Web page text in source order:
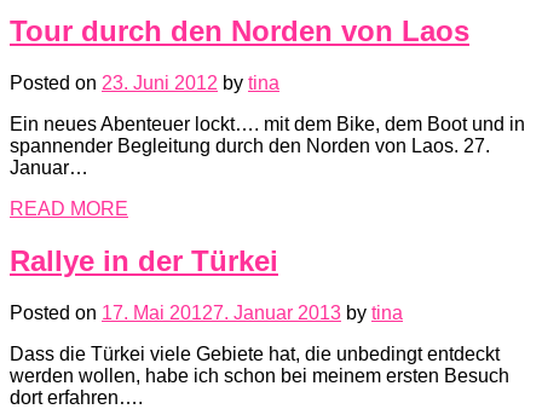
Tour durch den Norden von Laos
Posted on 23. Juni 2012 by tina
Ein neues Abenteuer lockt…. mit dem Bike, dem Boot und in
spannender Begleitung durch den Norden von Laos. 27.
Januar…
READ MORE
Rallye in der Türkei
Posted on 17. Mai 20127. Januar 2013 by tina
Dass die Türkei viele Gebiete hat, die unbedingt entdeckt
werden wollen, habe ich schon bei meinem ersten Besuch
dort erfahren….